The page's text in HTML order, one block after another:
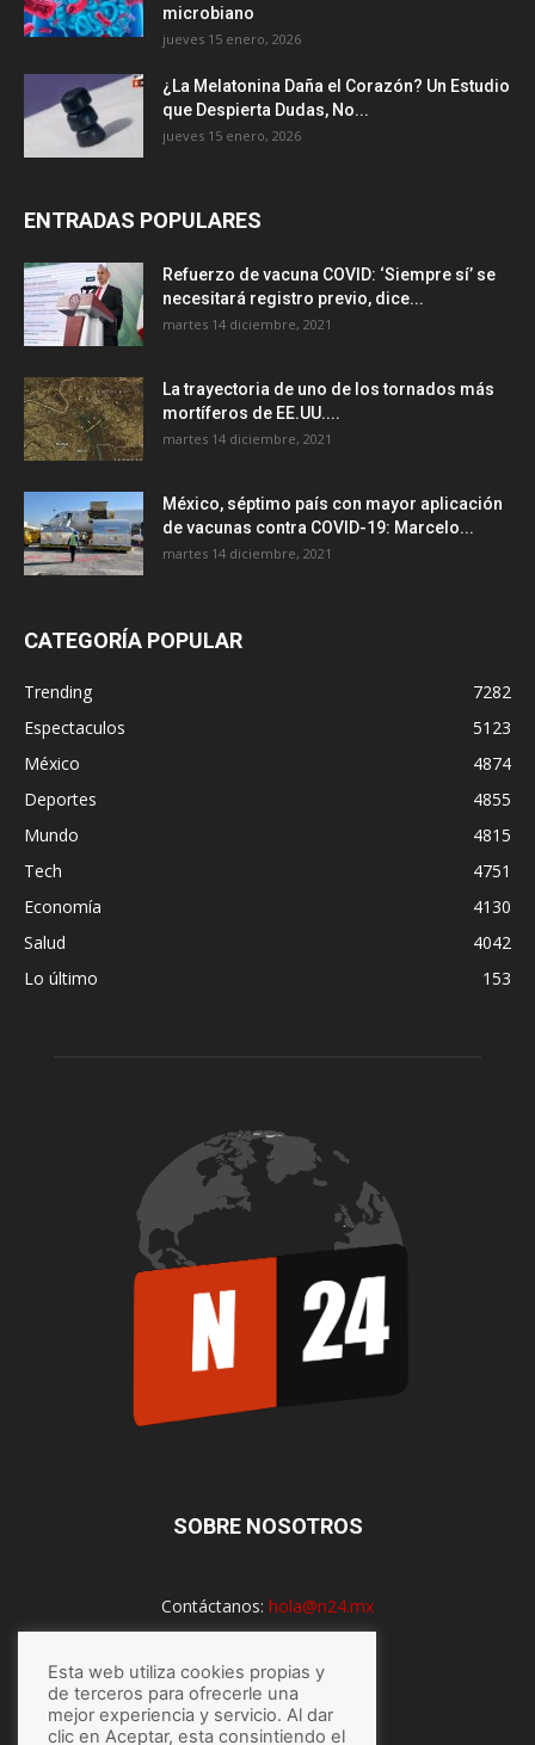
microbiano
jueves 15 enero, 2026
¿La Melatonina Daña el Corazón? Un Estudio
que Despierta Dudas, No...
jueves 15 enero, 2026
ENTRADAS POPULARES
Refuerzo de vacuna COVID: ‘Siempre sí’ se
necesitará registro previo, dice...
martes 14 diciembre, 2021
La trayectoria de uno de los tornados más
mortíferos de EE.UU....
martes 14 diciembre, 2021
México, séptimo país con mayor aplicación
de vacunas contra COVID-19: Marcelo...
martes 14 diciembre, 2021
CATEGORÍA POPULAR
Trending
7282
Espectaculos
5123
México
4874
Deportes
4855
Mundo
4815
Tech
4751
Economía
4130
Salud
4042
Lo último
153
SOBRE NOSOTROS
Contáctanos: hola@n24.mx
SÍGUENOS
Esta web utiliza cookies propias y
de terceros para ofrecerle una
mejor experiencia y servicio. Al dar
clic en Aceptar, esta consintiendo el